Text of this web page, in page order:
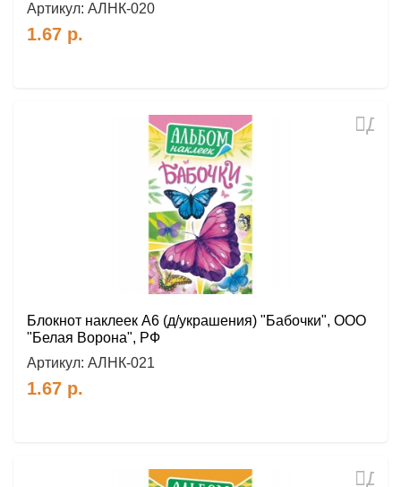
Артикул: АЛНК-020
1.67 р.
Блокнот наклеек А6 (д/украшения) "Бабочки", ООО
"Белая Ворона", РФ
Артикул: АЛНК-021
1.67 р.